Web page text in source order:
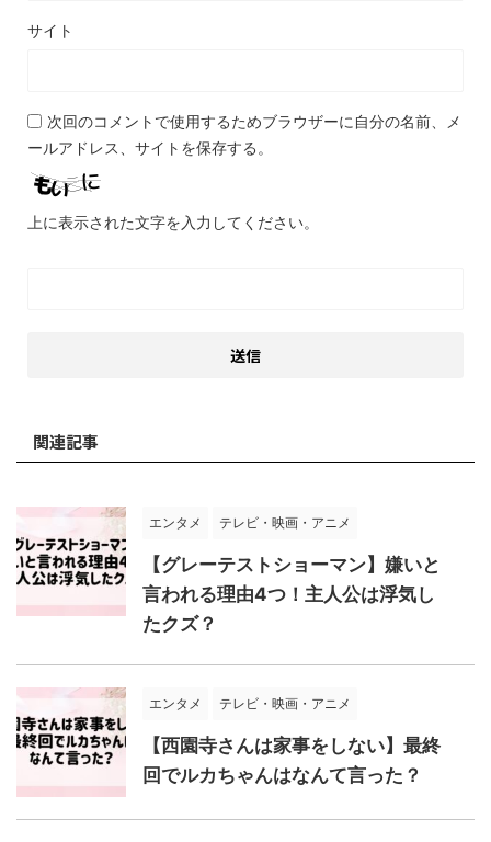
サイト
次回のコメントで使用するためブラウザーに自分の名前、メ
ールアドレス、サイトを保存する。
上に表示された文字を入力してください。
関連記事
エンタメ テレビ・映画・アニメ
【グレーテストショーマン】嫌いと
言われる理由4つ！主人公は浮気し
たクズ？
エンタメ テレビ・映画・アニメ
【西園寺さんは家事をしない】最終
回でルカちゃんはなんて言った？